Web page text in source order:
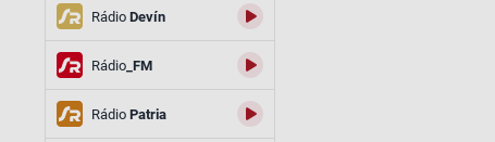
RádioDevín
Rádio_FM
RádioPatria